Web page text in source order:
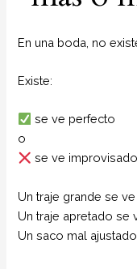
En una boda, no
Existe:
se ve perfecto
o
se ve improvisado
Un traje grande se
Un traje apretado se
Un saco mal